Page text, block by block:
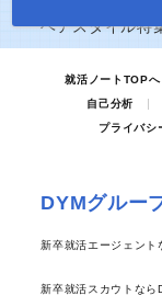
ヘアスタイル特
就活ノートTOPへ
自己分析
プライバシ
DYMグルー
新卒就活エージェント
新卒就活スカウトなら